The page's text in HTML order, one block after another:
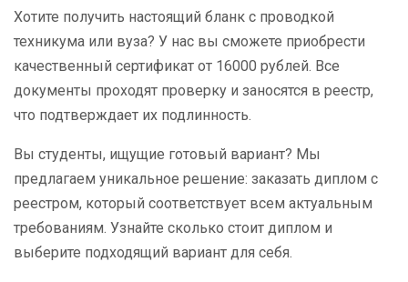
Хотите получить настоящий бланк с проводкой
техникума или вуза? У нас вы сможете приобрести
качественный сертификат от 16000 рублей. Все
документы проходят проверку и заносятся в реестр,
что подтверждает их подлинность.
Вы студенты, ищущие готовый вариант? Мы
предлагаем уникальное решение: заказать диплом с
реестром, который соответствует всем актуальным
требованиям. Узнайте сколько стоит диплом и
выберите подходящий вариант для себя.